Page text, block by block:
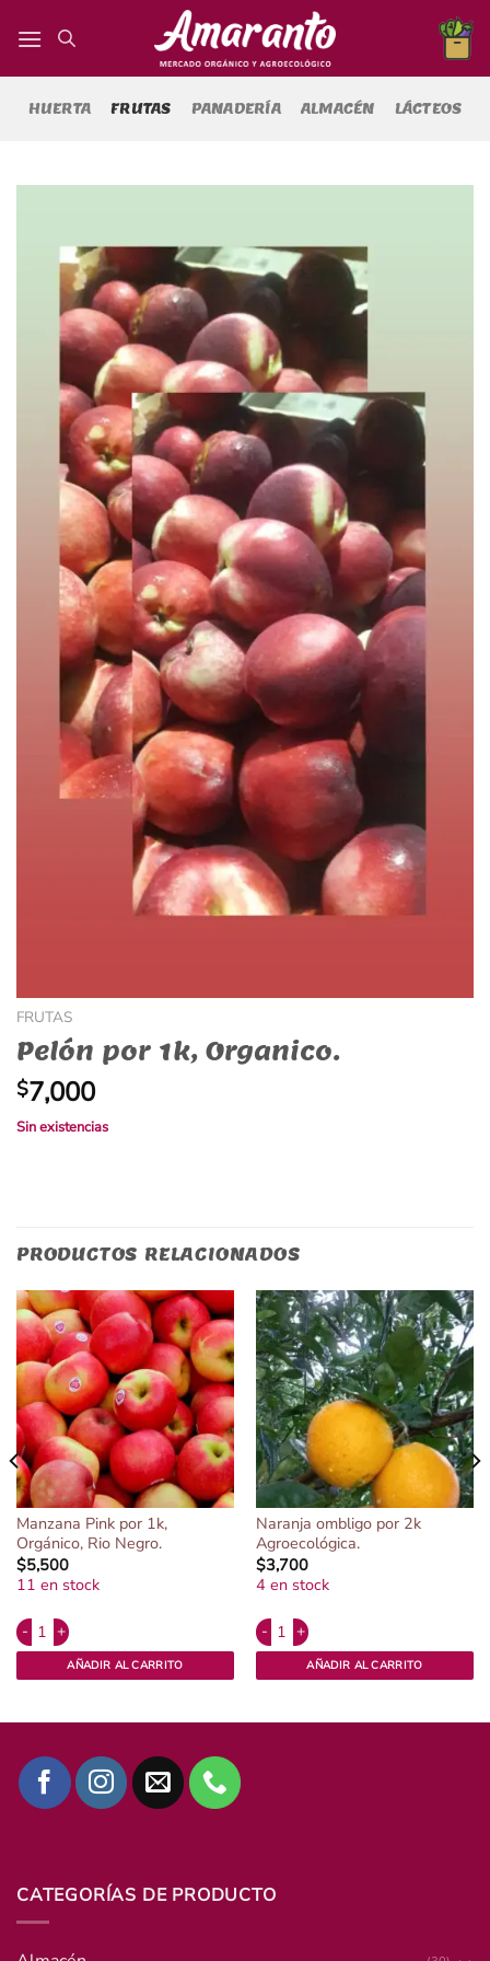
HUERTA FRUTAS PANADERÍA ALMACÉN LÁCTEOS
FRUTAS
Pelón por 1k, Organico.
$7,000
Sin existencias
PRODUCTOS RELACIONADOS
Manzana Pink por 1k,
Orgánico, Rio Negro.
$5,500
11 en stock
Manzana Pink por 1k, Orgánico, Rio Negro. cantidad
AÑADIR AL CARRITO
Naranja ombligo por 2k
Agroecológica.
$3,700
4 en stock
Naranja ombligo por 2k
AÑADIR AL CARRITO
cantidad
CATEGORÍAS DE PRODUCTO